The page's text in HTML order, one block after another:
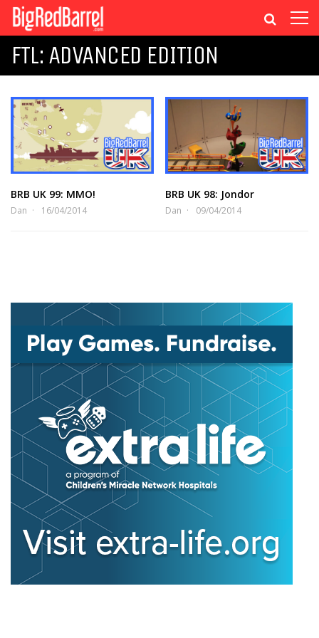
FTL: ADVANCED EDITION
BRB UK 99: MMO!
Dan 16/04/2014
BRB UK 98: Jondor
Dan 09/04/2014